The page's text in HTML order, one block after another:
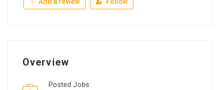
Overview
Posted Jobs